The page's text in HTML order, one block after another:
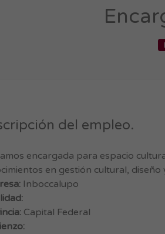
del empleo.
encargada para espacio
en gestión cultural, diseño
Inboccalupo
Capital Federal